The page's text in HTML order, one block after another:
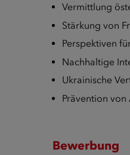
Vermittlung
Stärkung von
Perspektiven
Nachhaltige
Ukrainische
Prävention
Bewerbung